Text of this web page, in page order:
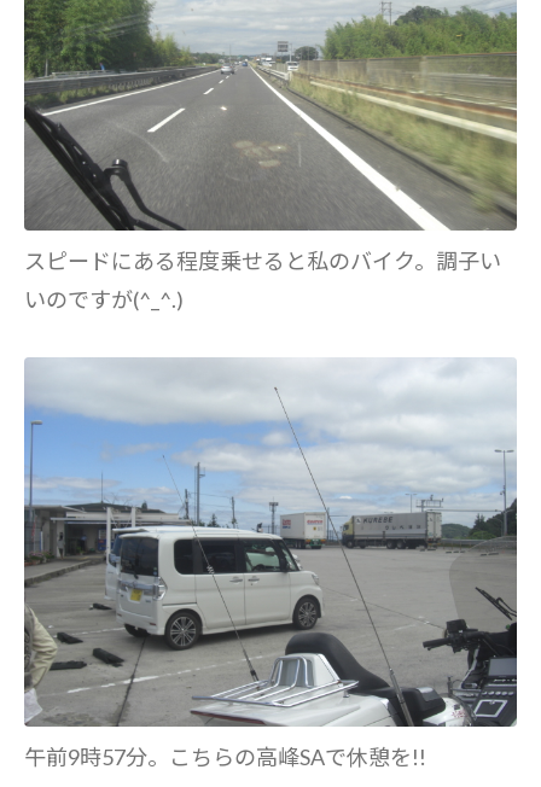
スピードにある程度乗せると私のバイク。調子い
いのですが(^_^.)
午前9時57分。こちらの高峰SAで休憩を!!